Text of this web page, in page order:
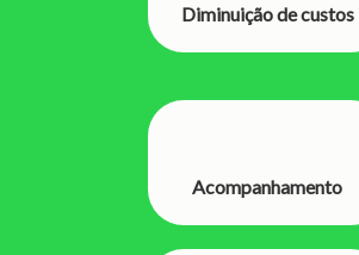
Diminuição de custos
Acompanhamento